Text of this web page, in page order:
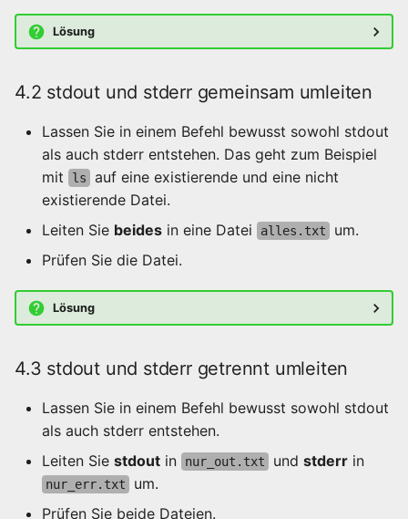
Lösung
4.2 stdout und stderr gemeinsam umleiten
Lassen Sie in einem Befehl bewusst sowohl stdout
als auch stderr entstehen. Das geht zum Beispiel
mit
ls
auf eine existierende und eine nicht
existierende Datei.
Leiten Sie beides in eine Datei alles.txt
um.
Prüfen Sie die Datei.
Lösung
4.3 stdout und stderr getrennt umleiten
Lassen Sie in einem Befehl bewusst sowohl stdout
als auch stderr entstehen.
Leiten Sie stdout in nur_out.txt und stderr in
nur_err.txt
um.
Prüfen Sie beide Dateien.